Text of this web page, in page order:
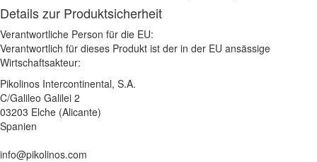
Details zur Produktsicherheit
Verantwortliche Person für die EU:
Verantwortlich für dieses Produkt ist der in der EU ansässige
Wirtschaftsakteur:
Pikolinos Intercontinental, S.A.
C/Galileo Galilei 2
03203 Elche (Alicante)
Spanien
info@pikolinos.com